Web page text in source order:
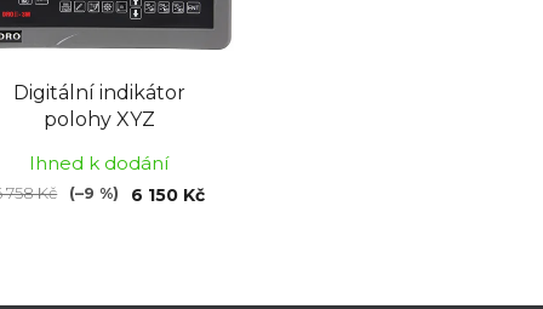
Digitální indikátor
polohy XYZ
Ihned k dodání
6 150 Kč
758 Kč (–9 %)